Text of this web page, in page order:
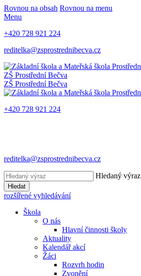
Rovnou na obsah Rovnou na menu
Menu
+420 728 921 224
reditelka@zsprostrednibecva.cz
ZŠ Prostřední Bečva
ZŠ Prostřední Bečva
+420 728 921 224
reditelka@zsprostrednibecva.cz
Hledaný výraz
Hledat
rozšířené vyhledávání
Škola
O nás
Hlavní činnosti školy
Aktuality
Kalendář akcí
Žáci
Rozvrh hodin
Zvonění